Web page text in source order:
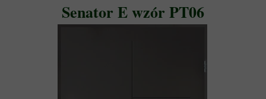
Senator E wzór PT06